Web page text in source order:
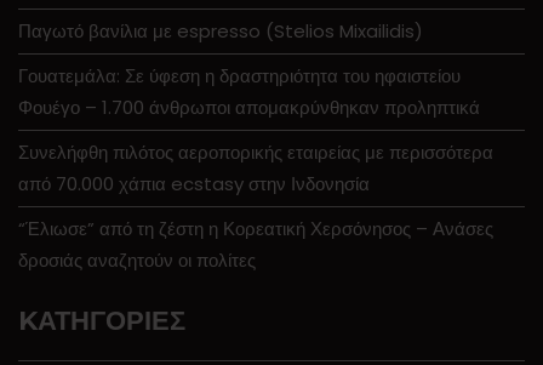
Παγωτό βανίλια με espresso (Stelios Mixailidis)
Γουατεμάλα: Σε ύφεση η δραστηριότητα του ηφαιστείου
Φουέγο – 1.700 άνθρωποι απομακρύνθηκαν προληπτικά
Συνελήφθη πιλότος αεροπορικής εταιρείας με περισσότερα
από 70.000 χάπια ecstasy στην Ινδονησία
“Έλιωσε” από τη ζέστη η Κορεατική Χερσόνησος – Ανάσες
δροσιάς αναζητούν οι πολίτες
KΑΤΗΓΟΡΊΕΣ